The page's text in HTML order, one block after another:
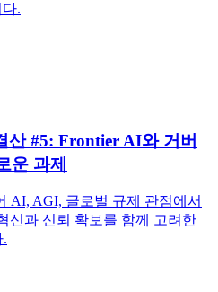
.
산 #5: Frontier AI와 거버
운 과제
AI, AGI, 글로벌 규제 관점에서
신과 신뢰 확보를 함께 고려한
.